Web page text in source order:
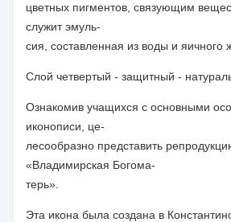
цветных пигментов, связующим
служит эмуль-
сия, составленная из воды и яичного
Слой четвертый - защитный -
Ознакомив учащихся с основными
иконописи, це-
лесообразно представить
«Владимирская Богома-
терь».
Эта икона была создана в